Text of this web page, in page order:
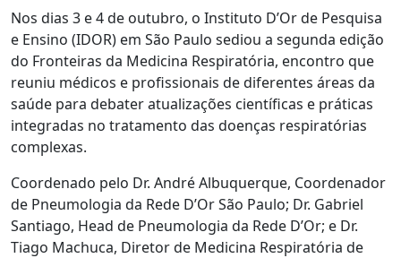
Nos dias 3 e 4 de outubro, o Instituto D’Or de Pesquisa
e Ensino (IDOR) em São Paulo sediou a segunda edição
do Fronteiras da Medicina Respiratória, encontro que
reuniu médicos e profissionais de diferentes áreas da
saúde para debater atualizações científicas e práticas
integradas no tratamento das doenças respiratórias
complexas.
Coordenado pelo Dr. André Albuquerque, Coordenador
de Pneumologia da Rede D’Or São Paulo; Dr. Gabriel
Santiago, Head de Pneumologia da Rede D’Or; e Dr.
Tiago Machuca, Diretor de Medicina Respiratória de